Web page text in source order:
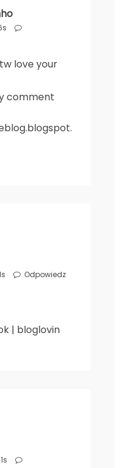
love your
comment
Odpowiedz
| bloglovin